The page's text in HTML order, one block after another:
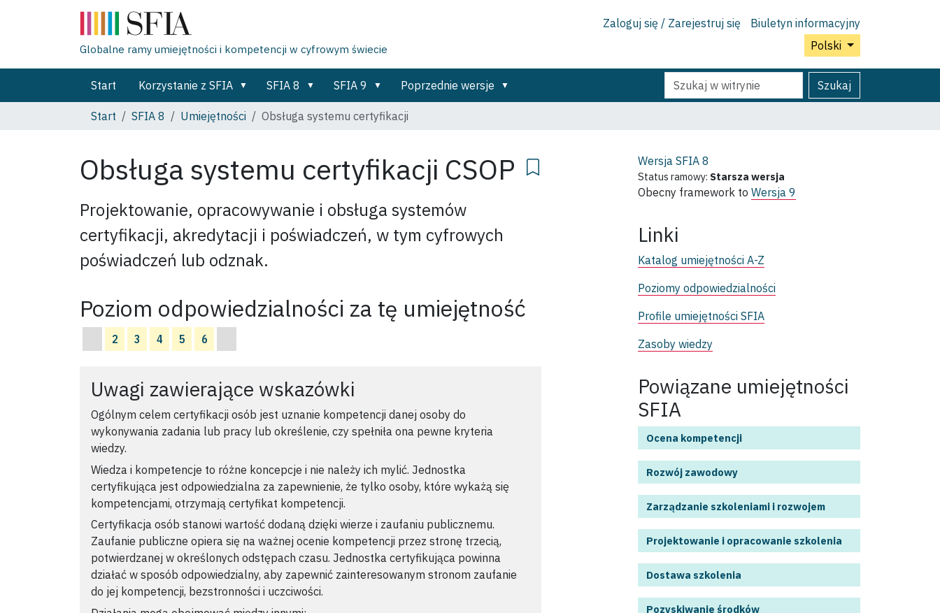
Zaloguj się / Zarejestruj się
Biuletyn informacyjny
Polski
Globalne ramy umiejętności i kompetencji w cyfrowym świecie
Start Korzystanie z SFIA SFIA 8 SFIA 9 Poprzednie wersje Szukaj Szukaj
Wyszukiwanie
Zaawansowane...
Start
SFIA 8 Umiejętności Obsługa systemu certyfikacji
Obsługa systemu certyfikacji CSOP
Projektowanie, opracowywanie i obsługa systemów
certyfikacji, akredytacji i poświadczeń, w tym cyfrowych
poświadczeń lub odznak.
Poziom odpowiedzialności za tę umiejętność
2 3 4 5 6
Uwagi zawierające wskazówki
Ogólnym celem certyfikacji osób jest uznanie kompetencji danej osoby do
wykonywania zadania lub pracy lub określenie, czy spełniła ona pewne kryteria
wiedzy.
Wiedza i kompetencje to różne koncepcje i nie należy ich mylić. Jednostka
certyfikująca jest odpowiedzialna za zapewnienie, że tylko osoby, które wykażą się
kompetencjami, otrzymają certyfikat kompetencji.
Certyfikacja osób stanowi wartość dodaną dzięki wierze i zaufaniu publicznemu.
Zaufanie publiczne opiera się na ważnej ocenie kompetencji przez stronę trzecią,
potwierdzanej w określonych odstępach czasu. Jednostka certyfikująca powinna
działać w sposób odpowiedzialny, aby zapewnić zainteresowanym stronom zaufanie
do jej kompetencji, bezstronności i uczciwości.
Wersja SFIA 8
Status ramowy: Starsza wersja
Obecny framework to Wersja 9
Linki
Katalog umiejętności A-Z
Poziomy odpowiedzialności
Profile umiejętności SFIA
Zasoby wiedzy
Powiązane umiejętności
SFIA
Ocena kompetencji
Rozwój zawodowy
Zarządzanie szkoleniami i rozwojem
Projektowanie i opracowanie szkolenia
Dostawa szkolenia
Pozyskiwanie środków